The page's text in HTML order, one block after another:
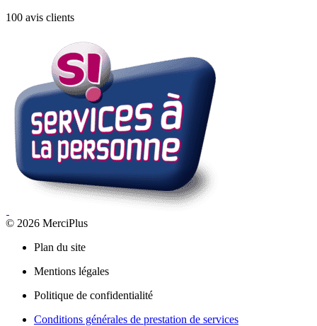
100 avis clients
© 2026 MerciPlus
Plan du site
Mentions légales
Politique de confidentialité
Conditions générales de prestation de services